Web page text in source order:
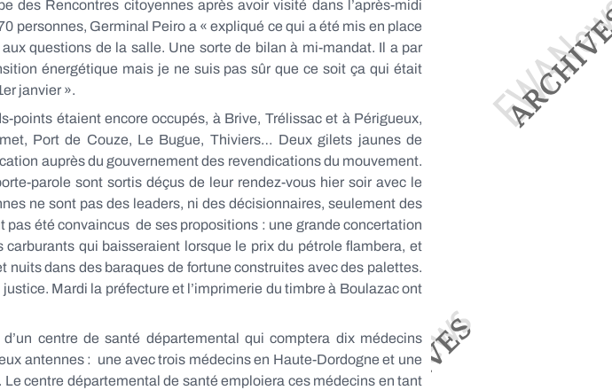
des Rencontres citoyennes après avoir visité dans l’après-midi
personnes, Germinal Peiro a « expliqué ce qui a été mis en place
questions de la salle. Une sorte de bilan à mi-mandat. Il a par
énergétique mais je ne suis pas sûr que ce soit ça qui était
janvier ».
étaient encore occupés, à Brive, Trélissac et à Périgueux,
Port de Couze, Le Bugue, Thiviers… Deux gilets jaunes de
auprès du gouvernement des revendications du mouvement.
parole sont sortis déçus de leur rendez-vous hier soir avec le
ne sont pas des leaders, ni des décisionnaires, seulement des
pas été convaincus de ses propositions : une grande concertation
qui baisseraient lorsque le prix du pétrole flambera, et
dans des baraques de fortune construites avec des palettes.
Mardi la préfecture et l’imprimerie du timbre à Boulazac ont
centre de santé départemental qui comptera dix médecins
antennes : une avec trois médecins en Haute-Dordogne et une
centre départemental de santé emploiera ces médecins en tant